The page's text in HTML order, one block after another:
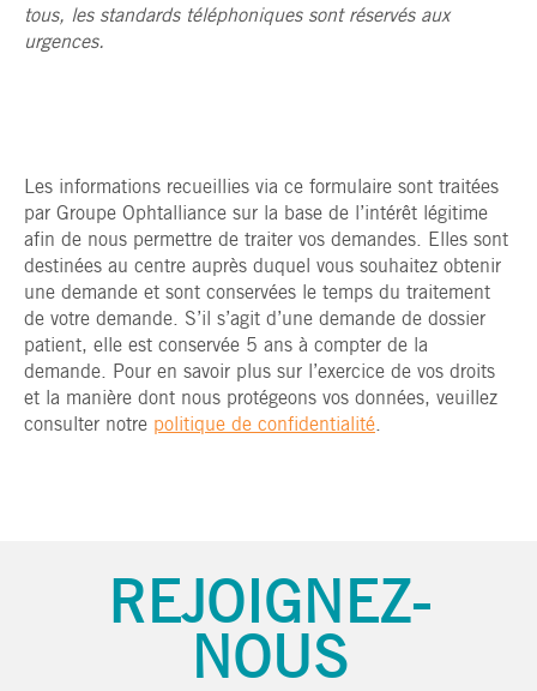
tous, les standards téléphoniques sont réservés aux
urgences.
Les informations recueillies via ce formulaire sont traitées
par Groupe Ophtalliance sur la base de l’intérêt légitime
afin de nous permettre de traiter vos demandes. Elles sont
destinées au centre auprès duquel vous souhaitez obtenir
une demande et sont conservées le temps du traitement
de votre demande. S’il s’agit d’une demande de dossier
patient, elle est conservée 5 ans à compter de la
demande. Pour en savoir plus sur l’exercice de vos droits
et la manière dont nous protégeons vos données, veuillez
consulter notre politique de confidentialité.
REJOIGNEZ-
NOUS